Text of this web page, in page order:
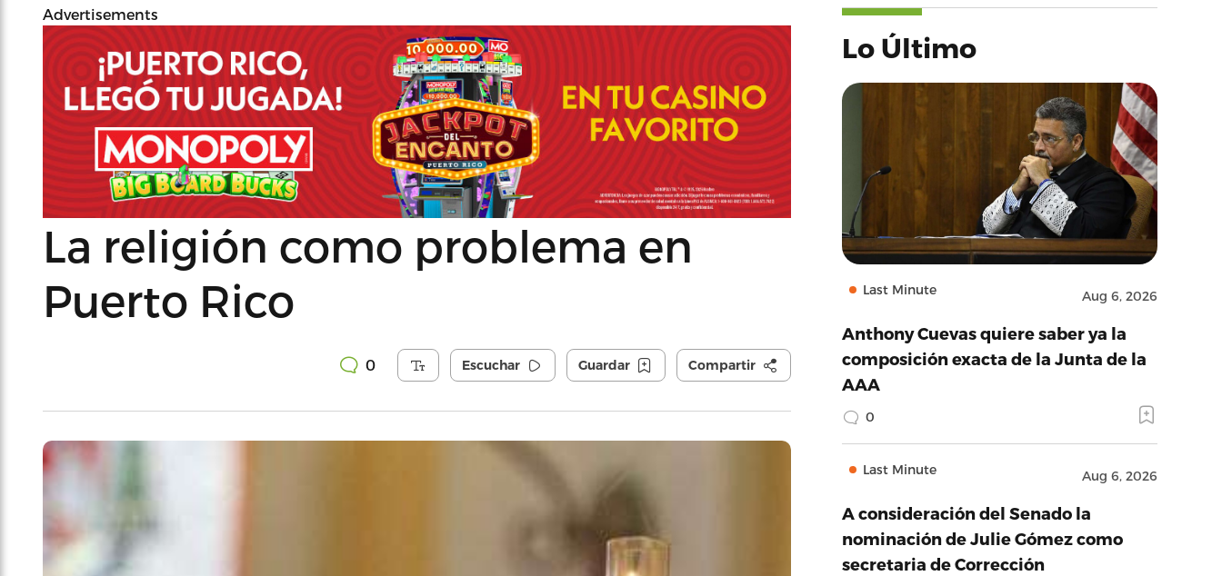
Advertisements
La religión como problema en
Puerto Rico
0 Escuchar Guardar Compartir
Lo Último
Last Minute Aug 6, 2026
Anthony Cuevas quiere saber ya la
composición exacta de la Junta de la
AAA
0
Last Minute Aug 6, 2026
A consideración del Senado la
nominación de Julie Gómez como
secretaria de Corrección